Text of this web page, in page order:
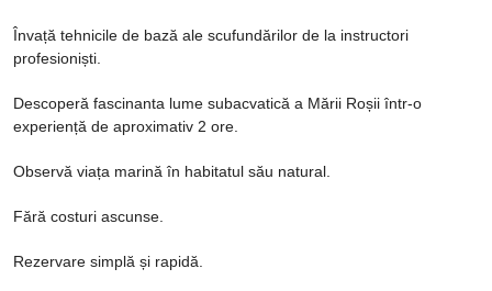
Învață tehnicile de bază ale scufundărilor de la instructori
profesioniști.
Descoperă fascinanta lume subacvatică a Mării Roșii într-o
experiență de aproximativ 2 ore.
Observă viața marină în habitatul său natural.
Fără costuri ascunse.
Rezervare simplă și rapidă.